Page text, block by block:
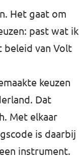
Het gaat om
past wat ik
beleid van Volt
keuzen
Dat
Met elkaar
is daarbij
instrument.